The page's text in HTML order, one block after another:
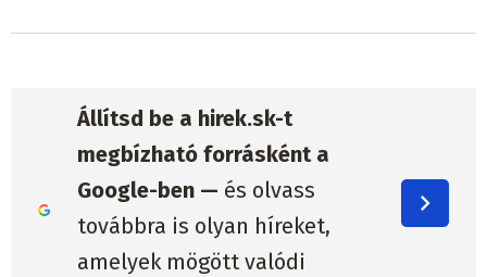
Állítsd be a hirek.sk-t
megbízható forrásként a
Google-ben — és olvass
továbbra is olyan híreket,
amelyek mögött valódi